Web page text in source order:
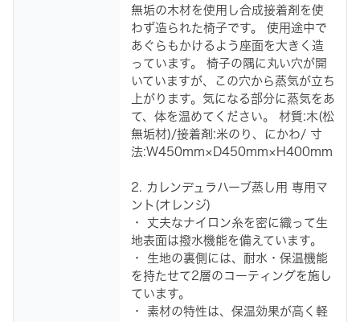
無垢の木材を使用し合成接着剤を使
わず造られた椅子です。 使用途中で
あぐらもかけるよう座面を大きく造
っています。 椅子の隅に丸い穴が開
いていますが、この穴から蒸気が立ち
上がります。気になる部分に蒸気をあ
て、体を温めてください。 材質:木(松
無垢材)/接着剤:米のり、にかわ/ 寸
法:W450mm×D450mm×H400mm
2. カレンデュラハーブ蒸し用 専用マ
ント(オレンジ)
・ 丈夫なナイロン糸を密に織って生
地表面は撥水機能を備えています。
・ 生地の裏側には、耐水・保温機能
を持たせて2層のコーティングを施し
ています。
・ 素材の特性は、保温効果が高く軽